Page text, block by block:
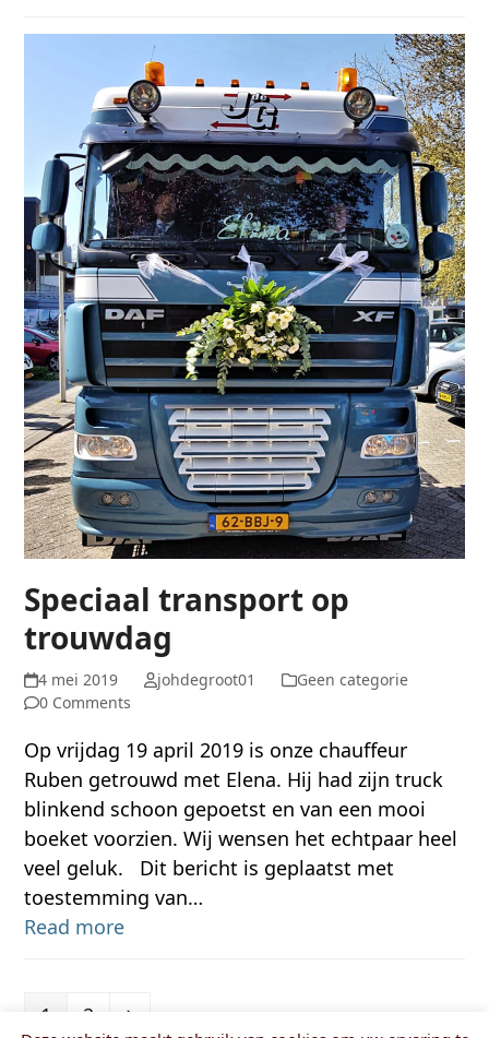
Speciaal transport op
trouwdag
4 mei 2019 johdegroot01
Geen categorie
0 Comments
Op vrijdag 19 april 2019 is onze chauffeur
Ruben getrouwd met Elena. Hij had zijn truck
blinkend schoon gepoetst en van een mooi
boeket voorzien. Wij wensen het echtpaar heel
veel geluk. Dit bericht is geplaatst met
toestemming van…
Read more
Page
1 Page
2 Next